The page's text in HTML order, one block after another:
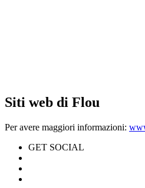
Siti web di Flou
Per avere maggiori informazioni:
GET SOCIAL